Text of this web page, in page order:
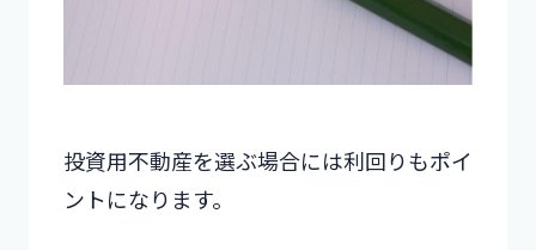
投資用不動産を選ぶ場合には利回りもポイ
ントになります。